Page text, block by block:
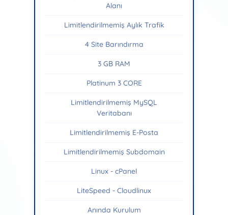
Alanı
Limitlendirilmemiş Aylık Trafik
4 Site Barındırma
3 GB RAM
Platinum 3 CORE
Limitlendirilmemiş MySQL
Veritabanı
Limitlendirilmemiş E-Posta
Limitlendirilmemiş Subdomain
Linux - cPanel
LiteSpeed - Cloudlinux
Anında Kurulum